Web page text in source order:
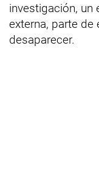
investigación, un
externa, parte de
desaparecer.